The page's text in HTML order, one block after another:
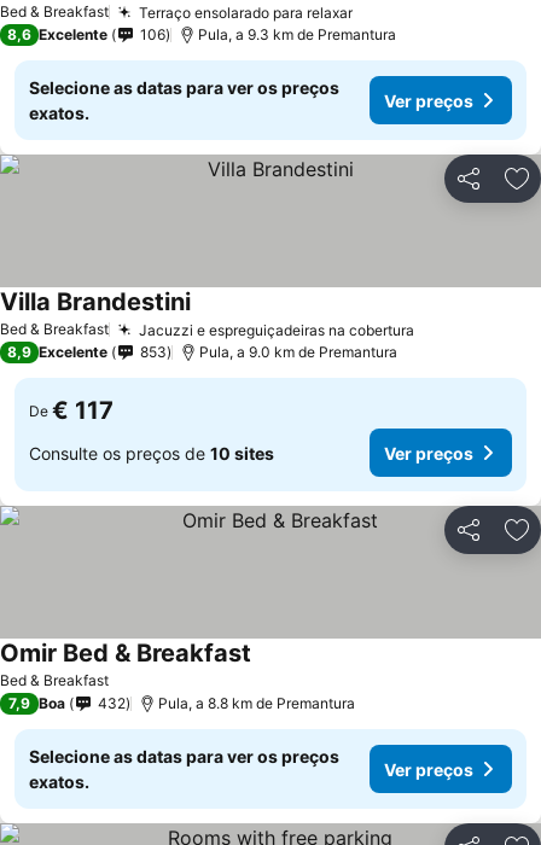
Bed & Breakfast Terraço ensolarado para relaxar
8,6 Excelente 106 Pula, a 9.3 km de Premantura
Selecione as datas para ver os preços
exatos.
Ver preços
Partilhar
Bed & Breakfast Jacuzzi e espreguiçadeiras na cobertura
Villa Brandestini
8,9 Excelente 853 Pula, a 9.0 km de Premantura
De € 117
Consulte os preços de 10 sites Ver preços
Partilhar
Bed & Breakfast
Omir Bed & Breakfast
7,9 Boa 432 Pula, a 8.8 km de Premantura
Selecione as datas para ver os preços
exatos.
Ver preços